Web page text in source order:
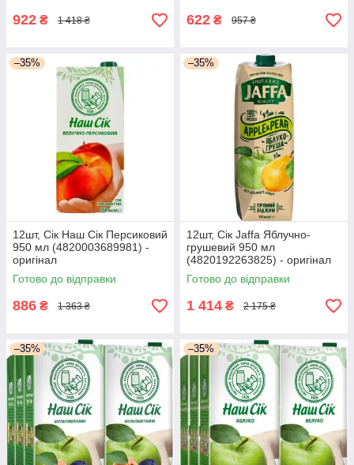
922 ₴ 1 418 ₴ 622 ₴ 957 ₴
–35%
12шт, Сік Наш Сік Персиковий
950 мл (4820003689981) -
оригінал
Готово до відправки
886 ₴ 1 363 ₴
–35%
12шт, Сік Jaffa Яблучно-
грушевий 950 мл
(4820192263825) - оригінал
Готово до відправки
1 414 ₴ 2 175 ₴
–35% –35%